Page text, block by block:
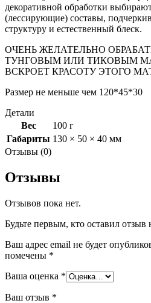
декоративной обработки
(лессирующие) составы,
структуру и естественный блеск.
ОЧЕНЬ ЖЕЛАТЕЛЬНО
ТУНГОВЫМ ИЛИ ТИКОВЫМ
ВСКРОЕТ КРАСОТУ ЭТОГО
Размер не меньше чем 120*45*30
Детали
Вес
100 г
Габариты 130 × 50 × 40 мм
Отзывы (0)
Отзывы
Отзывов пока нет.
Будьте первым, кто оставил
Ваш адрес email не будет
помечены *
Ваша оценка *
Ваш отзыв *